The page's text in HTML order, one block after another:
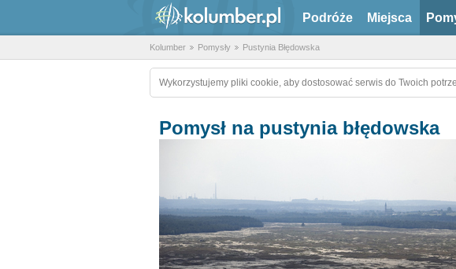
Podróże Miejsca
Kolumber Pomysły Pustynia Błędowska
Wykorzystujemy pliki cookie, aby dostosować serwis do Twoich
Pomysł na pustynia błędowska